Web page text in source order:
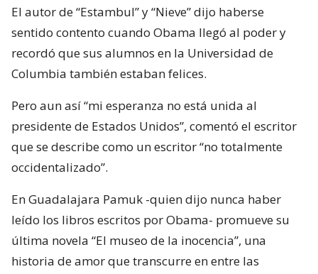
El autor de “Estambul” y “Nieve” dijo haberse
sentido contento cuando Obama llegó al poder y
recordó que sus alumnos en la Universidad de
Columbia también estaban felices.
Pero aun así “mi esperanza no está unida al
presidente de Estados Unidos”, comentó el escritor
que se describe como un escritor “no totalmente
occidentalizado”.
En Guadalajara Pamuk -quien dijo nunca haber
leído los libros escritos por Obama- promueve su
última novela “El museo de la inocencia”, una
historia de amor que transcurre en entre las